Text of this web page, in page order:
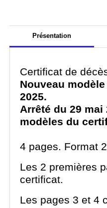
Présentation
Certificat de
Nouveau
2025.
Arrêté du 29 mai
modèles du
4 pages. Format
Les 2 premières
certificat.
Les pages 3 et 4